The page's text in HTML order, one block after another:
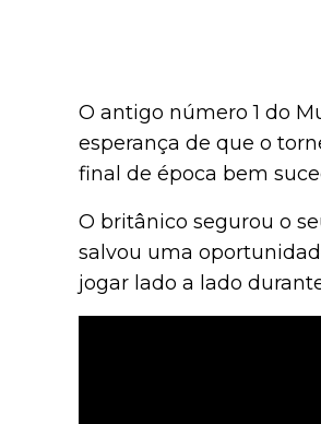
O antigo número 1 do
esperança de que o
final de época bem
O britânico segurou o
salvou uma
jogar lado a lado